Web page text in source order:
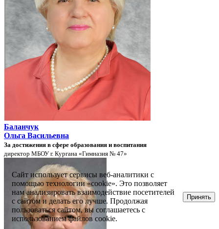
Баланчук
Ольга Васильевна
За достижения в сфере образования и воспитания
директор МБОУ г. Кургана «Гимназия № 47»
Сайт использует сервисы веб-аналитики с
помощью технологии «cookie». Это позволяет
нам анализировать взаимодействие посетителей
с сайтом и делать его лучше. Продолжая
пользоваться сайтом, вы соглашаетесь с
использованием файлов cookie.
Принять